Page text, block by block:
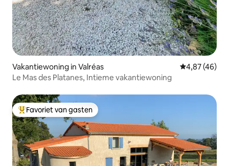
Vakantiewoning in Valréas Gemiddelde
4,87 (46)
Le Mas des Platanes, Intieme vakantiewoning
Topfavoriet van gasten
Favoriet van gasten